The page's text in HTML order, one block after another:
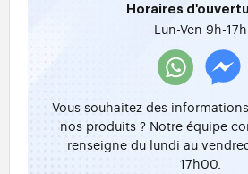
Horaires
Lun-Ven 9h-17h
Vous souhaitez des
nos produits ? Notre équipe
renseigne du lundi au
17h00.